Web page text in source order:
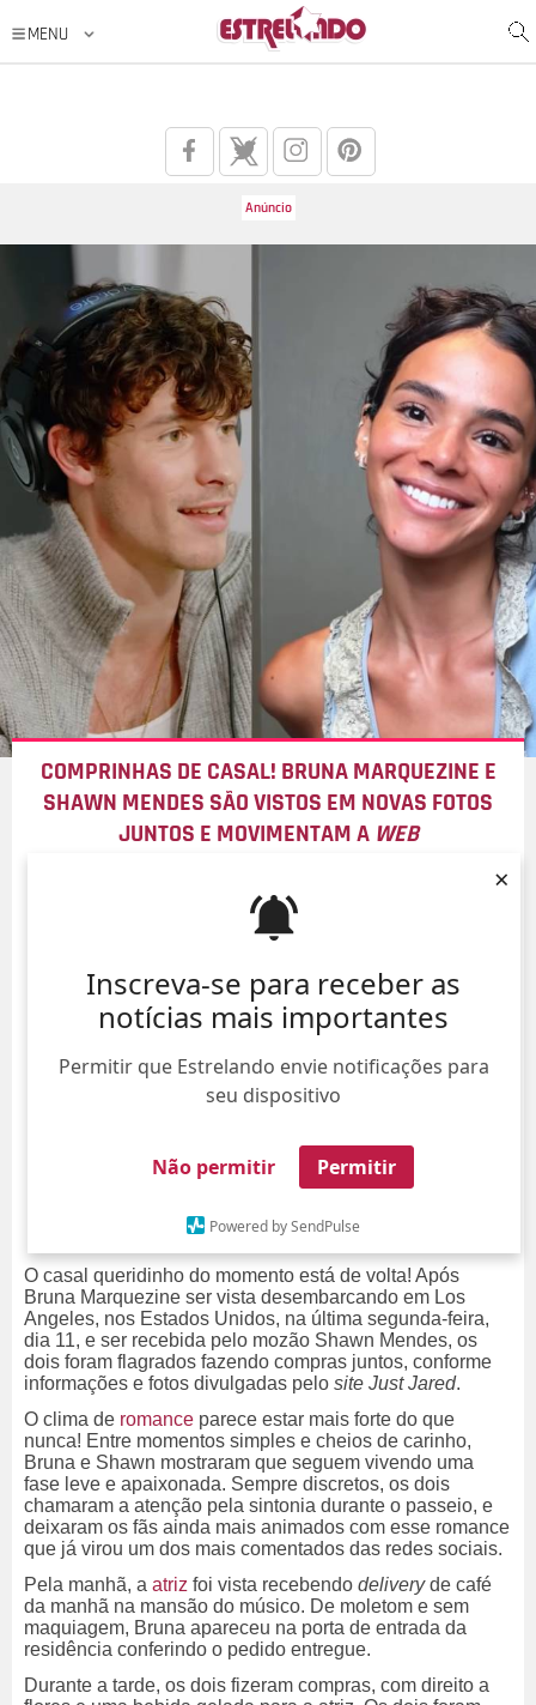
Inscreva-se para receber as
notícias mais importantes
Permitir que Estrelando envie notificações para
seu dispositivo
Não permitir Permitir
Powered by SendPulse
×
COMPRINHAS DE CASAL! BRUNA MARQUEZINE E
SHAWN MENDES SÃO VISTOS EM NOVAS FOTOS
JUNTOS E MOVIMENTAM A WEB
O casal queridinho do momento está de volta! Após
Bruna Marquezine ser vista desembarcando em Los
Angeles, nos Estados Unidos, na última segunda-feira,
dia 11, e ser recebida pelo mozão Shawn Mendes, os
dois foram flagrados fazendo compras juntos, conforme
informações e fotos divulgadas pelo site Just Jared.
O clima de romance parece estar mais forte do que
nunca! Entre momentos simples e cheios de carinho,
Bruna e Shawn mostraram que seguem vivendo uma
fase leve e apaixonada. Sempre discretos, os dois
chamaram a atenção pela sintonia durante o passeio, e
deixaram os fãs ainda mais animados com esse romance
que já virou um dos mais comentados das redes sociais.
Pela manhã, a atriz foi vista recebendo deliveryde café
da manhã na mansão do músico. De moletom e sem
maquiagem, Bruna apareceu na porta de entrada da
residência conferindo o pedido entregue.
Durante a tarde, os dois fizeram compras, com direito a